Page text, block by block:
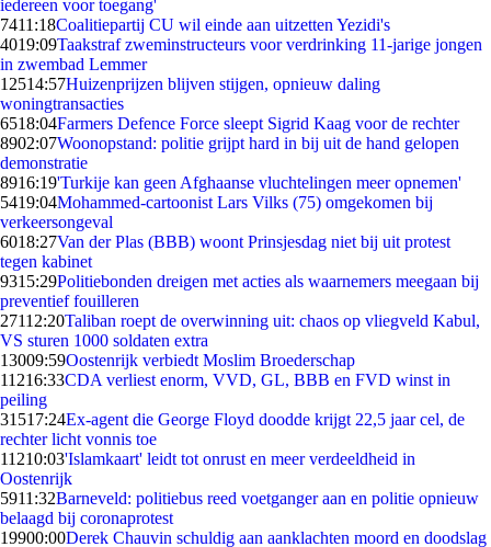
iedereen voor toegang'
7411:18Coalitiepartij CU wil einde aan uitzetten Yezidi's
4019:09Taakstraf zweminstructeurs voor verdrinking 11-jarige jongen
in zwembad Lemmer
12514:57Huizenprijzen blijven stijgen, opnieuw daling
woningtransacties
6518:04Farmers Defence Force sleept Sigrid Kaag voor de rechter
8902:07Woonopstand: politie grijpt hard in bij uit de hand gelopen
demonstratie
8916:19'Turkije kan geen Afghaanse vluchtelingen meer opnemen'
5419:04Mohammed-cartoonist Lars Vilks (75) omgekomen bij
verkeersongeval
6018:27Van der Plas (BBB) woont Prinsjesdag niet bij uit protest
tegen kabinet
9315:29Politiebonden dreigen met acties als waarnemers meegaan bij
preventief fouilleren
27112:20Taliban roept de overwinning uit: chaos op vliegveld Kabul,
VS sturen 1000 soldaten extra
13009:59Oostenrijk verbiedt Moslim Broederschap
11216:33CDA verliest enorm, VVD, GL, BBB en FVD winst in
peiling
31517:24Ex-agent die George Floyd doodde krijgt 22,5 jaar cel, de
rechter licht vonnis toe
11210:03'Islamkaart' leidt tot onrust en meer verdeeldheid in
Oostenrijk
5911:32Barneveld: politiebus reed voetganger aan en politie opnieuw
belaagd bij coronaprotest
19900:00Derek Chauvin schuldig aan aanklachten moord en doodslag